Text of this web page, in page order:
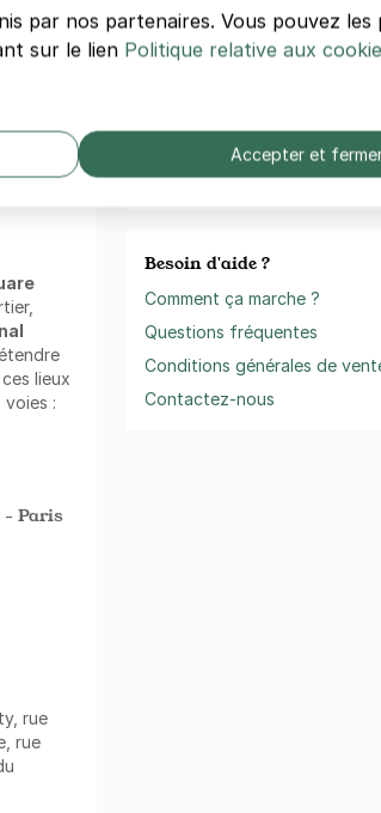
votre
d'un
recharge
lieux
:
- Paris
rue
rue
Téléchargement gratuit
Réservez, payez et
Trustpilot
Besoin d'aide ?
Comment ça marche ?
Questions fréquentes
Conditions générales de
Contactez-nous
par nos partenaires. Vous pouvez
sur le lien Politique relative aux
Accepter et